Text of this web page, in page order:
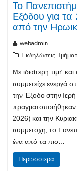
Το
Εξόδου για
από την
webadmin
Εκδηλώσεις
Με ιδιαίτερη τιμή
συμμετείχε ενεργά
την Έξοδο στην
2026) και την
συμμετοχή, το
ένα από τα πιο…
Περισσότερα